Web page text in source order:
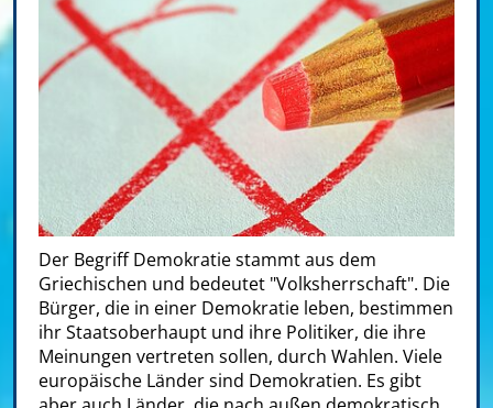
Der Begriff Demokratie stammt aus dem
Griechischen und bedeutet "Volksherrschaft". Die
Bürger, die in einer Demokratie leben, bestimmen
ihr Staatsoberhaupt und ihre Politiker, die ihre
Meinungen vertreten sollen, durch Wahlen. Viele
europäische Länder sind Demokratien. Es gibt